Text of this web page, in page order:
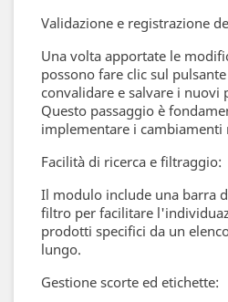
Validazione e registrazione
Una volta apportate le
possono fare clic sul
convalidare e salvare i nuovi
Questo passaggio è
implementare i cambiamenti
Facilità di ricerca e filtraggio:
Il modulo include una barra
filtro per facilitare
prodotti specifici da un
lungo.
Gestione scorte ed etichette: